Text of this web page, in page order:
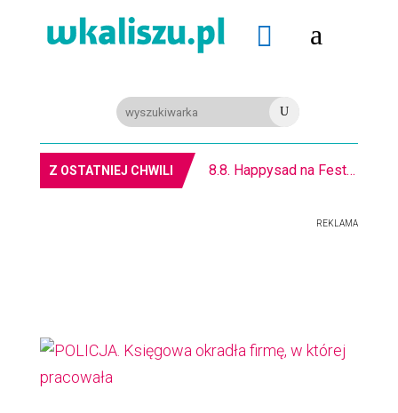
 a
U
Z OSTATNIEJ CHWILI 8.8. Happysad na Festiwalu RockFest w Arenie
REKLAMA